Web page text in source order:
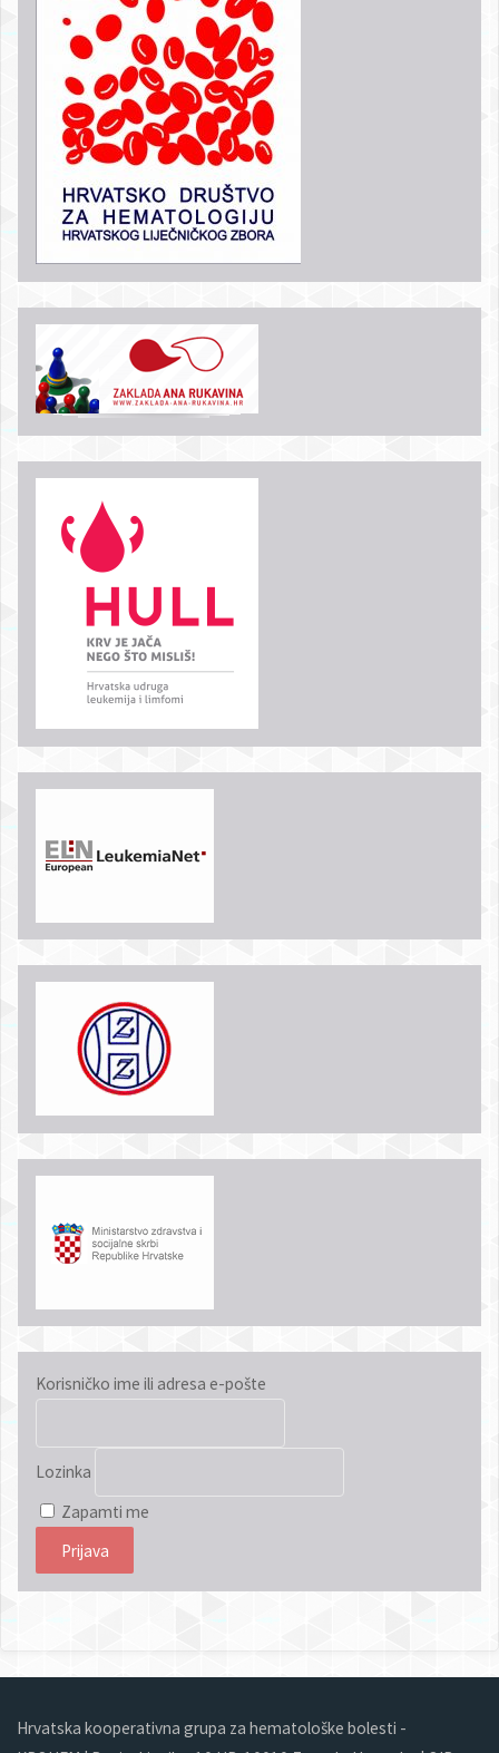
Korisničko ime ili adresa e-pošte
Lozinka
Zapamti me
Hrvatska kooperativna grupa za hematološke bolesti -